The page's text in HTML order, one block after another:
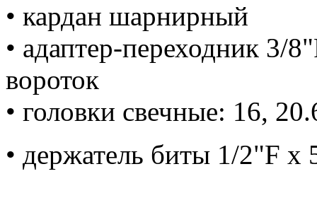
• кардан шарнирный
• адаптер-переходник 3/
вороток
• головки свечные: 16,
• держатель биты 1/2"F